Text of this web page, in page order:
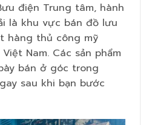
điện Trung tâm, hành
là khu vực bán đồ lưu
hàng thủ công mỹ
Nam. Các sản phẩm
bán ở góc trong
sau khi bạn bước